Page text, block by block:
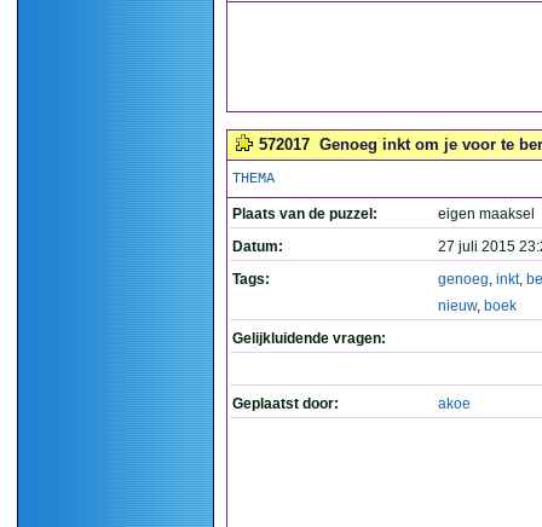
572017 Genoeg inkt om je voor te
THEMA
Plaats van de puzzel:
eigen maaksel
Datum:
27 juli 2015
Tags:
genoeg, inkt,
nieuw, boek
Gelijkluidende vragen:
Geplaatst door: akoe